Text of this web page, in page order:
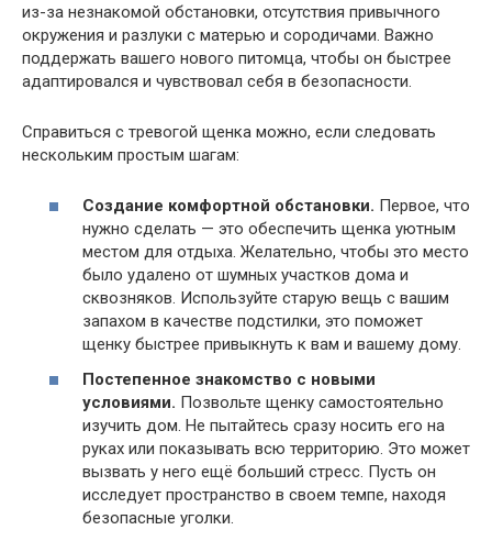
из-за незнакомой обстановки, отсутствия привычного
окружения и разлуки с матерью и сородичами. Важно
поддержать вашего нового питомца, чтобы он быстрее
адаптировался и чувствовал себя в безопасности.
Справиться с тревогой щенка можно, если следовать
нескольким простым шагам:
Создание комфортной обстановки. Первое, что
нужно сделать — это обеспечить щенка уютным
местом для отдыха. Желательно, чтобы это место
было удалено от шумных участков дома и
сквозняков. Используйте старую вещь с вашим
запахом в качестве подстилки, это поможет
щенку быстрее привыкнуть к вам и вашему дому.
Постепенное знакомство с новыми
условиями. Позвольте щенку самостоятельно
изучить дом. Не пытайтесь сразу носить его на
руках или показывать всю территорию. Это может
вызвать у него ещё больший стресс. Пусть он
исследует пространство в своем темпе, находя
безопасные уголки.